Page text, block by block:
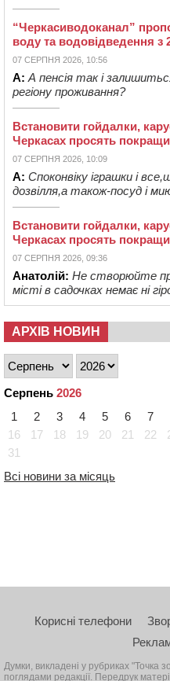
“Черкасиводоканал”
воду та водовідведення з
07 СЕРПНЯ 2026, 10:56
А: А пенсія так і
регіону проживання?
Встановити гойдалки,
Черкасах просять
07 СЕРПНЯ 2026, 10:09
А: Споконвіку іграшки і
дозвілля,а також-посуд і
Встановити гойдалки,
Черкасах просять
07 СЕРПНЯ 2026, 09:36
Анатолій: Не створюйте
місті в садочках немає ні
АРХІВ НОВИН
Серпень 2026
1
2 3 4 5 6 7
16
17 18 19 20 21 22
31
Всі новини за місяць
Корисні телефони
Думки, викладені у рубриках "Точка
поглядами редакції. Передрук